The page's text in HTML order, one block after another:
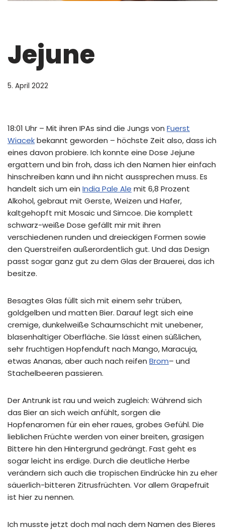
Jejune
5. April 2022
18:01 Uhr – Mit ihren IPAs sind die Jungs von Fuerst
Wiacekbekannt geworden – höchste Zeit also, dass ich
eines davon probiere. Ich konnte eine Dose Jejune
ergattern und bin froh, dass ich den Namen hier einfach
hinschreiben kann und ihn nicht aussprechen muss. Es
handelt sich um ein India Pale Ale mit 6,8 Prozent
Alkohol, gebraut mit Gerste, Weizen und Hafer,
kaltgehopft mit Mosaic und Simcoe. Die komplett
schwarz-weiße Dose gefällt mir mit ihren
verschiedenen runden und dreieckigen Formen sowie
den Querstreifen außerordentlich gut. Und das Design
passt sogar ganz gut zu dem Glas der Brauerei, das ich
besitze.
Besagtes Glas füllt sich mit einem sehr trüben,
goldgelben und matten Bier. Darauf legt sich eine
cremige, dunkelweiße Schaumschicht mit unebener,
blasenhaltiger Oberfläche. Sie lässt einen süßlichen,
sehr fruchtigen Hopfenduft nach Mango, Maracuja,
etwas Ananas, aber auch nach reifen Brom– und
Stachelbeeren passieren.
Der Antrunk ist rau und weich zugleich: Während sich
das Bier an sich weich anfühlt, sorgen die
Hopfenaromen für ein eher raues, grobes Gefühl. Die
lieblichen Früchte werden von einer breiten, grasigen
Bittere hin den Hintergrund gedrängt. Fast geht es
sogar leicht ins erdige. Durch die deutliche Herbe
verändern sich auch die tropischen Eindrücke hin zu eher
säuerlich-bitteren Zitrusfrüchten. Vor allem Grapefruit
ist hier zu nennen.
Ich musste jetzt doch mal nach dem Namen des Bieres